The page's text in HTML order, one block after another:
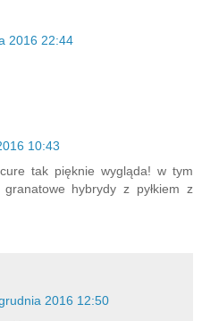
2016 22:44
10:43
tak pięknie wygląda! w tym
hybrydy z pyłkiem z
2016 12:50